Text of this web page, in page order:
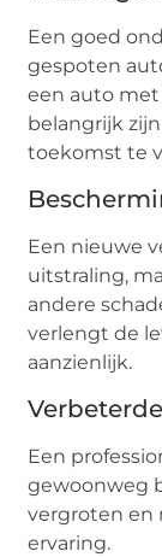
Een goed
gespoten
een auto met
belangrijk
toekomst te
Een nieuwe
uitstraling,
andere
verlengt de
aanzienlijk.
Een
gewoonweg
vergroten en
ervaring.